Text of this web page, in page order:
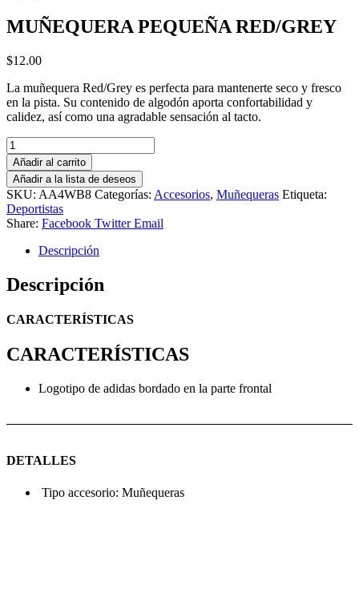
MUÑEQUERA PEQUEÑA RED/GREY
$12.00
La muñequera Red/Grey es perfecta para mantenerte seco y fresco
en la pista. Su contenido de algodón aporta confortabilidad y
calidez, así como una agradable sensación al tacto.
MUÑEQUERA
PEQUEÑA
RED/GREY
cantidad
Añadir al carrito
Añadir a la lista de deseos
SKU: AA4WB8 Categorías: Accesorios, Muñequeras Etiqueta:
Deportistas
Share: Facebook Twitter Email
Descripción
Descripción
CARACTERÍSTICAS
CARACTERÍSTICAS
Logotipo de adidas bordado en la parte frontal
DETALLES
Tipo accesorio: Muñequeras